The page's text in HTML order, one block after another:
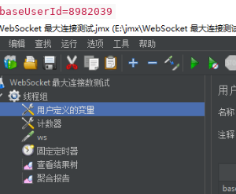
baseUserId=8982039